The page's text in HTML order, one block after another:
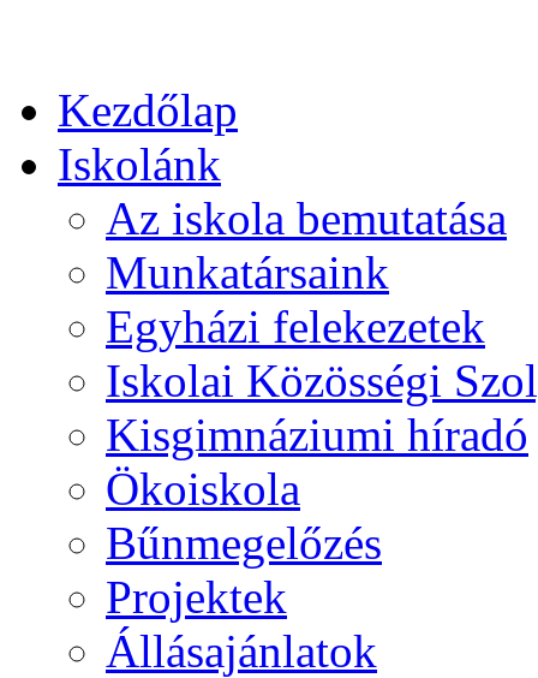
Kezdőlap
Iskolánk
Az iskola bemutatása
Munkatársaink
Egyházi felekezetek
Iskolai Közösségi
Kisgimnáziumi híradó
Ökoiskola
Bűnmegelőzés
Projektek
Állásajánlatok